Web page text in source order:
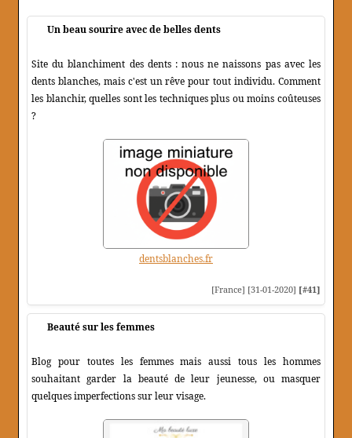
Un beau sourire avec de belles dents
Site du blanchiment des dents : nous ne naissons pas avec les
dents blanches, mais c'est un rêve pour tout individu. Comment
les blanchir, quelles sont les techniques plus ou moins coûteuses
?
dentsblanches.fr
[France] [31-01-2020] [#41]
Beauté sur les femmes
Blog pour toutes les femmes mais aussi tous les hommes
souhaitant garder la beauté de leur jeunesse, ou masquer
quelques imperfections sur leur visage.